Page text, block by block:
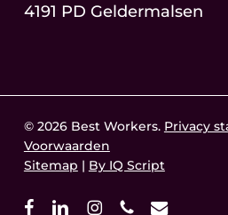
4191 PD Geldermalsen
© 2026 Best Workers. Privacy
Voorwaarden
Sitemap | By IQ Script
facebooklinkedininstagram
phoneemail